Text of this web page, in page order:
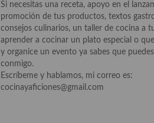
Si necesitas una receta, apoyo en el
promoción de tus productos, textos
consejos culinarios, un taller de cocina a
aprender a cocinar un plato especial o
y organice un evento ya sabes que
conmigo.
Escríbeme y hablamos, mi correo es:
cocinayaficiones@gmail.com